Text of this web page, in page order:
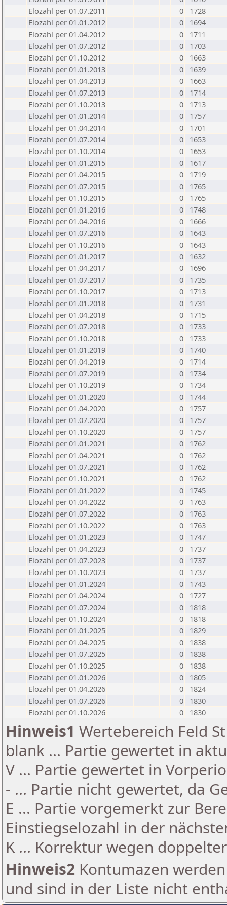
Elozahl per 01.07.2011
0
1728
Elozahl per 01.01.2012
0
1694
Elozahl per 01.04.2012
0
1711
Elozahl per 01.07.2012
0
1703
Elozahl per 01.10.2012
0
1663
Elozahl per 01.01.2013
0
1639
Elozahl per 01.04.2013
0
1663
Elozahl per 01.07.2013
0
1714
Elozahl per 01.10.2013
0
1713
Elozahl per 01.01.2014
0
1757
Elozahl per 01.04.2014
0
1701
Elozahl per 01.07.2014
0
1653
Elozahl per 01.10.2014
0
1653
Elozahl per 01.01.2015
0
1617
Elozahl per 01.04.2015
0
1719
Elozahl per 01.07.2015
0
1765
Elozahl per 01.10.2015
0
1765
Elozahl per 01.01.2016
0
1748
Elozahl per 01.04.2016
0
1666
Elozahl per 01.07.2016
0
1643
Elozahl per 01.10.2016
0
1643
Elozahl per 01.01.2017
0
1632
Elozahl per 01.04.2017
0
1696
Elozahl per 01.07.2017
0
1735
Elozahl per 01.10.2017
0
1713
Elozahl per 01.01.2018
0
1731
Elozahl per 01.04.2018
0
1715
Elozahl per 01.07.2018
0
1733
Elozahl per 01.10.2018
0
1733
Elozahl per 01.01.2019
0
1740
Elozahl per 01.04.2019
0
1714
Elozahl per 01.07.2019
0
1734
Elozahl per 01.10.2019
0
1734
Elozahl per 01.01.2020
0
1744
Elozahl per 01.04.2020
0
1757
Elozahl per 01.07.2020
0
1757
Elozahl per 01.10.2020
0
1757
Elozahl per 01.01.2021
0
1762
Elozahl per 01.04.2021
0
1762
Elozahl per 01.07.2021
0
1762
Elozahl per 01.10.2021
0
1762
Elozahl per 01.01.2022
0
1745
Elozahl per 01.04.2022
0
1763
Elozahl per 01.07.2022
0
1763
Elozahl per 01.10.2022
0
1763
Elozahl per 01.01.2023
0
1747
Elozahl per 01.04.2023
0
1737
Elozahl per 01.07.2023
0
1737
Elozahl per 01.10.2023
0
1737
Elozahl per 01.01.2024
0
1743
Elozahl per 01.04.2024
0
1727
Elozahl per 01.07.2024
0
1818
Elozahl per 01.10.2024
0
1818
Elozahl per 01.01.2025
0
1829
Elozahl per 01.04.2025
0
1838
Elozahl per 01.07.2025
0
1838
Elozahl per 01.10.2025
0
1838
Elozahl per 01.01.2026
0
1805
Elozahl per 01.04.2026
0
1824
Elozahl per 01.07.2026
0
1830
Elozahl per 01.10.2026
0 1830
Hinweis1 Wertebereich Feld
blank ... Partie gewertet in
V ... Partie gewertet in
- ... Partie nicht gewertet, da
E ... Partie vorgemerkt zur
Einstiegselozahl in der
K ... Korrektur wegen
Hinweis2 Kontumazen
und sind in der Liste nicht